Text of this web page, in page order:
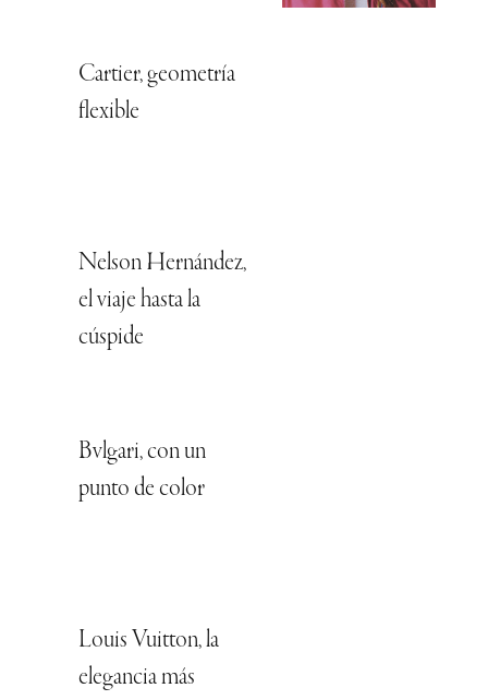
Cartier, geometría
flexible
Nelson Hernández,
el viaje hasta la
cúspide
Bvlgari, con un
punto de color
Louis Vuitton, la
elegancia más